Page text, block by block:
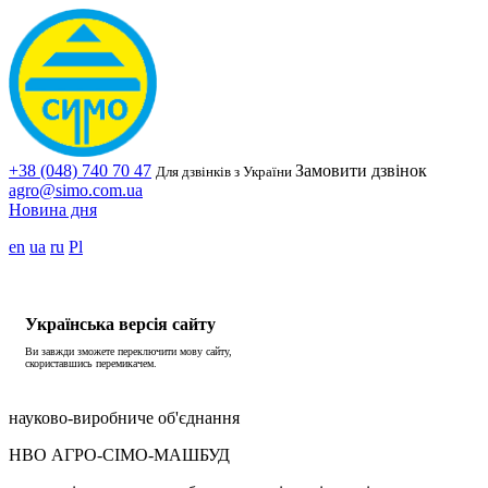
+38 (048) 740 70 47 Для дзвінків з України Замовити дзвінок
agro@simo.com.ua
Новина дня
en ua ru Pl
Українська версія сайту
Ви завжди зможете переключити мову сайту,
скориставшись перемикачем.
науково-виробниче об'єднання
НВО АГРО-СІМО-МАШБУД